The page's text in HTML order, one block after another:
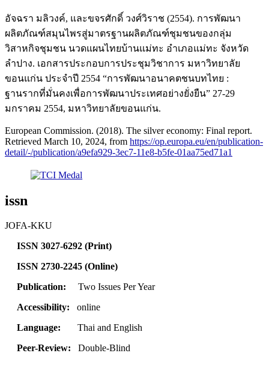
อัจฉรา มลิวงค์, และขจรศักดิ์ วงศ์วิราช (2554). การพัฒนา
ผลิตภัณฑ์สมุนไพรสู่มาตรฐานผลิตภัณฑ์ชุมชนของกลุ่ม
วิสาหกิจชุมชน นวดแผนไทยบ้านแม่ทะ อำเภอแม่ทะ จังหวัด
ลำปาง. เอกสารประกอบการประชุมวิชาการ มหาวิทยาลัย
ขอนแก่น ประจำปี 2554 “การพัฒนาอนาคตชนบทไทย :
ฐานรากที่มั่นคงเพื่อการพัฒนาประเทศอย่างยั่งยืน” 27-29
มกราคม 2554, มหาวิทยาลัยขอนแก่น.
European Commission. (2018). The silver economy: Final report.
Retrieved March 10, 2024, from https://op.europa.eu/en/publication-
detail/-/publication/a9efa929-3ec7-11e8-b5fe-01aa75ed71a1
issn
JOFA-KKU
ISSN 3027-6292 (Print)
ISSN 2730-2245 (Online)
Publication:
Two Issues Per Year
Accessibility: online
Language: Thai and English
Peer-Review: Double-Blind